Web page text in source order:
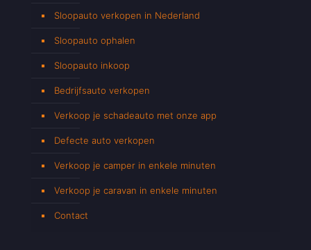
Sloopauto verkopen in Nederland
Sloopauto ophalen
Sloopauto inkoop
Bedrijfsauto verkopen
Verkoop je schadeauto met onze app
Defecte auto verkopen
Verkoop je camper in enkele minuten
Verkoop je caravan in enkele minuten
Contact